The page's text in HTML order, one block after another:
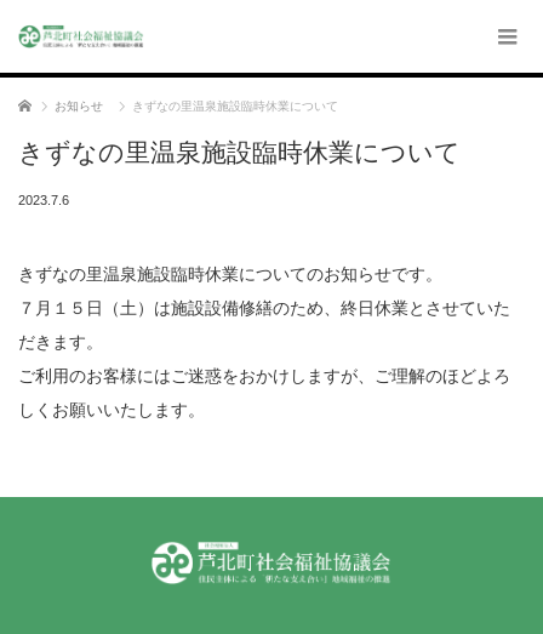
ホーム お知らせ きずなの里温泉施設臨時休業について
きずなの里温泉施設臨時休業について
2023.7.6
きずなの里温泉施設臨時休業についてのお知らせです。
７月１５日（土）は施設設備修繕のため、終日休業とさせていた
だきます。
ご利用のお客様にはご迷惑をおかけしますが、ご理解のほどよろ
しくお願いいたします。